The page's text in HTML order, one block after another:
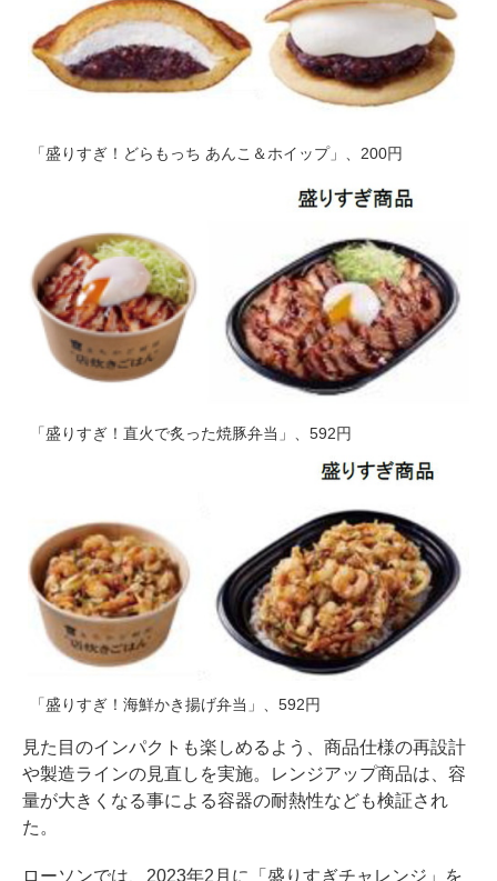
「盛りすぎ！どらもっち あんこ＆ホイップ」、200円
「盛りすぎ！直火で炙った焼豚弁当」、592円
「盛りすぎ！海鮮かき揚げ弁当」、592円
見た目のインパクトも楽しめるよう、商品仕様の再設計
や製造ラインの見直しを実施。レンジアップ商品は、容
量が大きくなる事による容器の耐熱性なども検証され
た。
ローソンでは、2023年2月に「盛りすぎチャレンジ」を